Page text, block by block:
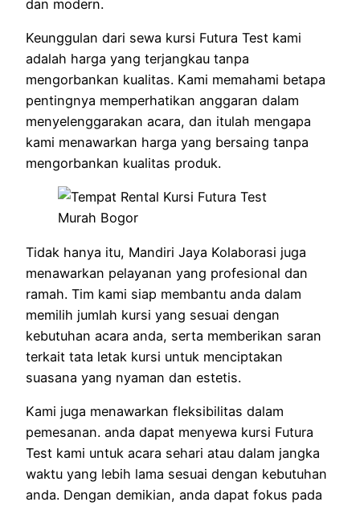
dan modern.
Keunggulan dari sewa kursi Futura Test kami
adalah harga yang terjangkau tanpa
mengorbankan kualitas. Kami memahami betapa
pentingnya memperhatikan anggaran dalam
menyelenggarakan acara, dan itulah mengapa
kami menawarkan harga yang bersaing tanpa
mengorbankan kualitas produk.
Tidak hanya itu, Mandiri Jaya Kolaborasi juga
menawarkan pelayanan yang profesional dan
ramah. Tim kami siap membantu anda dalam
memilih jumlah kursi yang sesuai dengan
kebutuhan acara anda, serta memberikan saran
terkait tata letak kursi untuk menciptakan
suasana yang nyaman dan estetis.
Kami juga menawarkan fleksibilitas dalam
pemesanan. anda dapat menyewa kursi Futura
Test kami untuk acara sehari atau dalam jangka
waktu yang lebih lama sesuai dengan kebutuhan
anda. Dengan demikian, anda dapat fokus pada